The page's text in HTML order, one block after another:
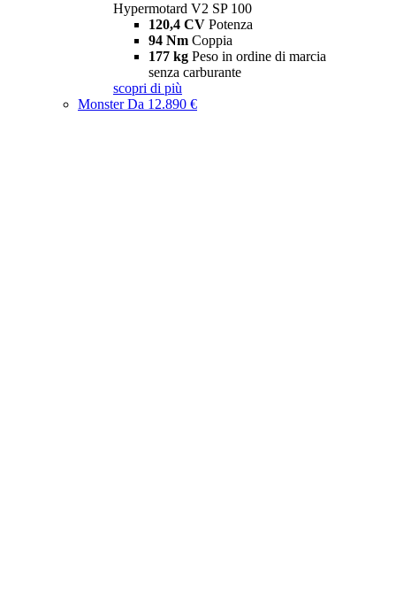
Hypermotard V2 SP 100
120,4 CV Potenza
94 Nm Coppia
177 kg Peso in ordine di marcia
senza carburante
scopri di più
MonsterDa 12.890 €